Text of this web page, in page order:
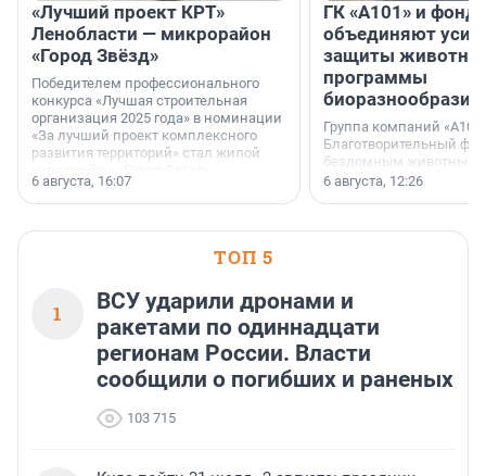
«Лучший проект КРТ»
Ленобласти — микрорайон
«Город Звёзд»
Победителем профессионального
конкурса «Лучшая строительная
организация 2025 года» в номинации
«За лучший проект комплексного
развития территорий» стал жилой
6 августа, 16:07
ГК «А101» и фонд
объединяют
защиты
программы
биоразнообразия
Группа компаний
Благотворительный
бездомным животным
заключили соглашение
6 августа, 12:26
ТОП 5
1
ВСУ ударили дронами и
ракетами по одиннадцати
регионам России. Власти
сообщили о погибших и раненых
103 715